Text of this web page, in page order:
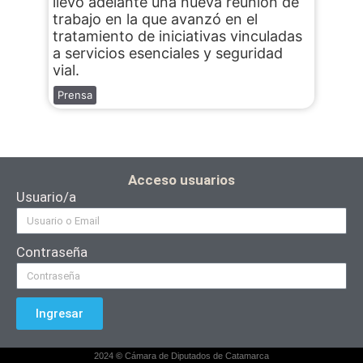
trabajo en la que avanzó en el
tratamiento de iniciativas vinculadas
a servicios esenciales y seguridad
vial.
Prensa
Acceso usuarios
Usuario/a
Contraseña
Ingresar
2024 © Cámara de Diputados de Catamarca